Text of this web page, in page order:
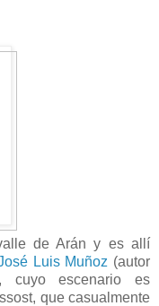
de Arán y es allí
Luis Muñoz (autor
cuyo escenario es
que casualmente